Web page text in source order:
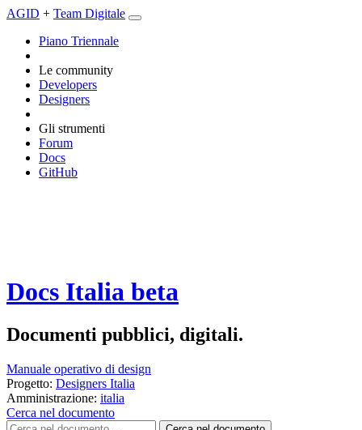
AGID + Team Digitale
Piano Triennale
Le community
Developers
Designers
Gli strumenti
Forum
Docs
GitHub
Docs Italia beta
Documenti pubblici, digitali.
Manuale operativo di design
Progetto: Designers Italia
Amministrazione: italia
Cerca nel documento